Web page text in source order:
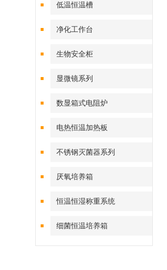
低温恒温槽
净化工作台
生物安全柜
显微镜系列
数显箱式电阻炉
电热恒温加热板
不锈钢灭菌器系列
厌氧培养箱
恒温恒湿称重系统
细菌恒温培养箱